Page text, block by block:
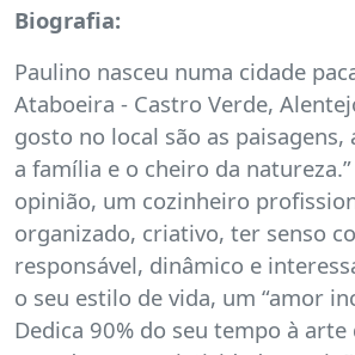
Biografia:
Paulino nasceu numa cidade
Ataboeira - Castro Verde,
gosto no local são as
a família e o cheiro da
opinião, um cozinheiro
organizado, criativo, ter senso
responsável, dinâmico e
o seu estilo de vida, um “amor
Dedica 90% do seu tempo à